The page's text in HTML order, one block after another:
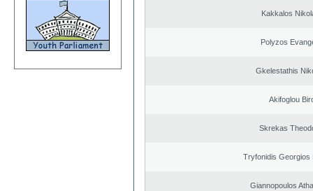
Kakkalos
Polyzos
Gkelestathis
Akifoglou
Skrekas
Tryfonidis Georgios
Giannopoulos